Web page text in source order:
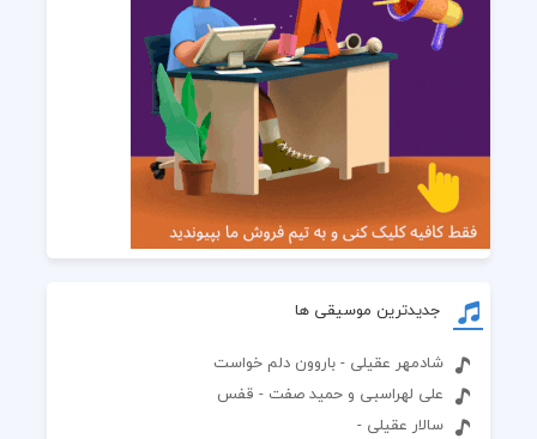
جدیدترین موسیقی ها
شادمهر عقیلی - باروون دلم خواست
علی لهراسبی و حمید صفت - قفس
سالار عقیلی -